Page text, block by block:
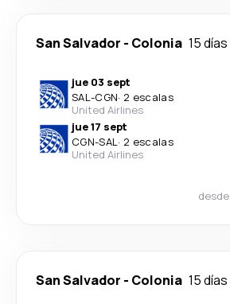
San Salvador - Colonia 15 días
jue 03 sept
SAL-CGN· 2 escalas
United Airlines
jue 17 sept
CGN-SAL· 2 escalas
United Airlines
desde
San Salvador - Colonia 15 días